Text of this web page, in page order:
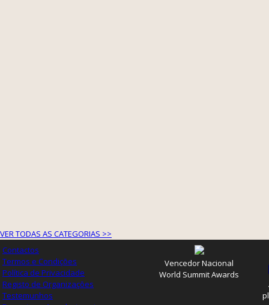
VER TODAS AS CATEGORIAS >>
Contactos
Termos e Condições
Política de Privacidade
Registo de Organizações
Testemunhos
Vencedor Nacional
World Summit Awards